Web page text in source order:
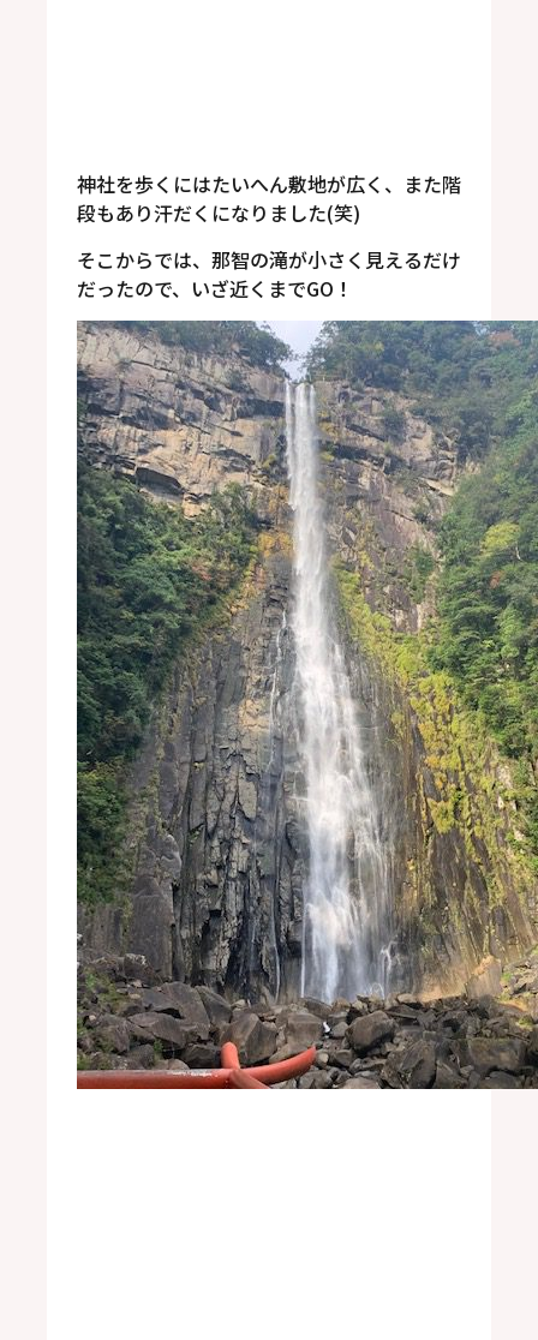
神社を歩くにはたいへん敷地が広く、また階
段もあり汗だくになりました(笑)
そこからでは、那智の滝が小さく見えるだけ
だったので、いざ近くまでGO！